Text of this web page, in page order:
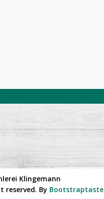
Klingemann
reserved. By Bootstraptaste